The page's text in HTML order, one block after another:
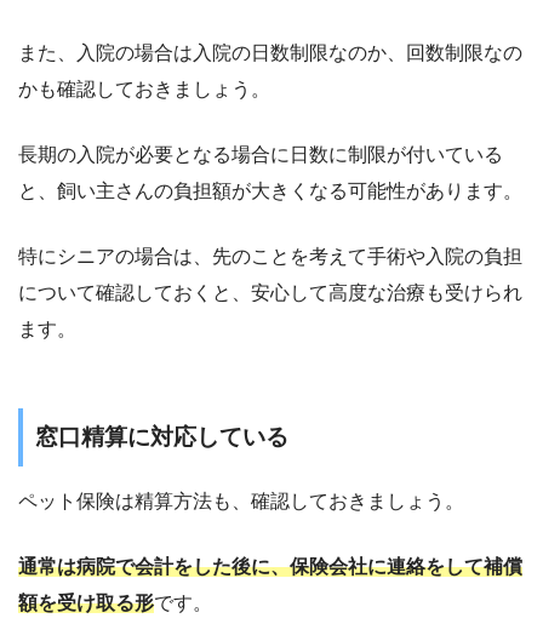
また、入院の場合は入院の日数制限なのか、回数制限なの
かも確認しておきましょう。
長期の入院が必要となる場合に日数に制限が付いている
と、飼い主さんの負担額が大きくなる可能性があります。
特にシニアの場合は、先のことを考えて手術や入院の負担
について確認しておくと、安心して高度な治療も受けられ
ます。
窓口精算に対応している
ペット保険は精算方法も、確認しておきましょう。
通常は病院で会計をした後に、保険会社に連絡をして補償
額を受け取る形です。